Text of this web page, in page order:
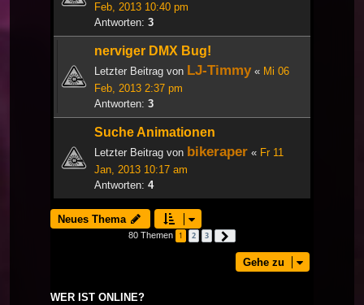
Feb, 2013 10:40 pm
Antworten: 3
nerviger DMX Bug!
Letzter Beitrag von LJ-Timmy« Mi 06
Feb, 2013 2:37 pm
Antworten: 3
Suche Animationen
Letzter Beitrag von bikeraper « Fr 11
Jan, 2013 10:17 am
Antworten: 4
Neues Thema
80 Themen 1 2 3
Gehe zu
WER IST ONLINE?